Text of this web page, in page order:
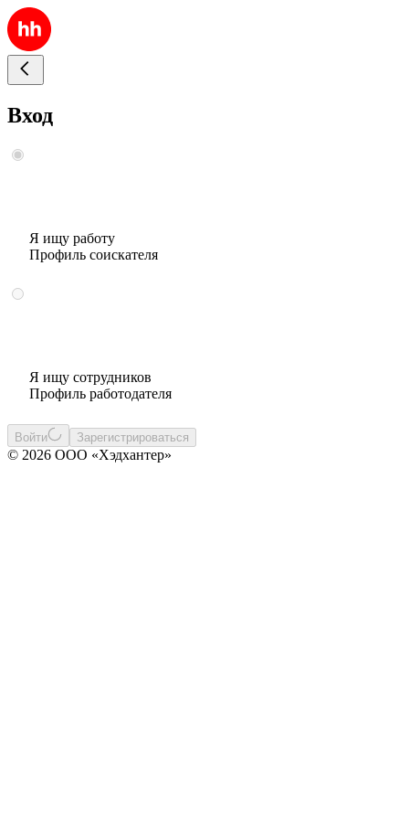
Вход
Я ищу работу
Профиль соискателя
Я ищу сотрудников
Профиль работодателя
Войти Зарегистрироваться
© 2026 ООО «Хэдхантер»